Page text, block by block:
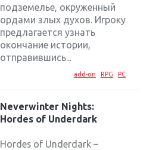
подземелье, окруженный
ордами злых духов. Игроку
предлагается узнать
окончание истории,
отправившись...
add-on RPG PC
Neverwinter Nights:
Hordes of Underdark
Hordes of Underdark –